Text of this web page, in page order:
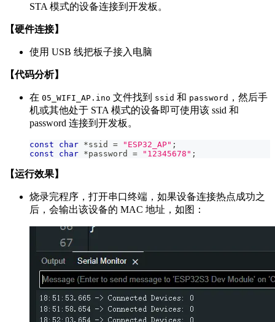
STA 模式的设备连接到开发板。
【硬件连接】
使用 USB 线把板子接入电脑
【代码分析】
在 05_WIFI_AP.ino 文件找到 ssid 和 password ，然后手
机或其他处于 STA 模式的设备即可使用该 ssid 和
password 连接到开发板。
const char *ssid = "ESP32_AP" ;
const
char *password = "12345678" ;
【运行效果】
烧录完程序，打开串口终端，如果设备连接热点成功之
后，会输出该设备的 MAC 地址，如图：